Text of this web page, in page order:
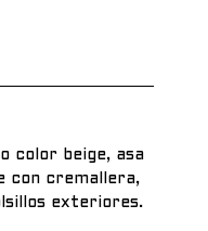
color beige, asa
con cremallera,
exteriores.